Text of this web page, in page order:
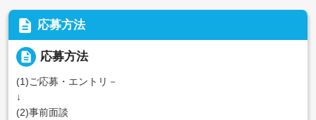
description 応募方法
description 応募方法
(1)ご応募・エントリ－
↓
(2)事前面談